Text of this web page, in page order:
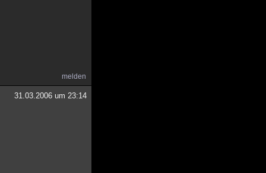
melden
31.03.2006 um 23:14